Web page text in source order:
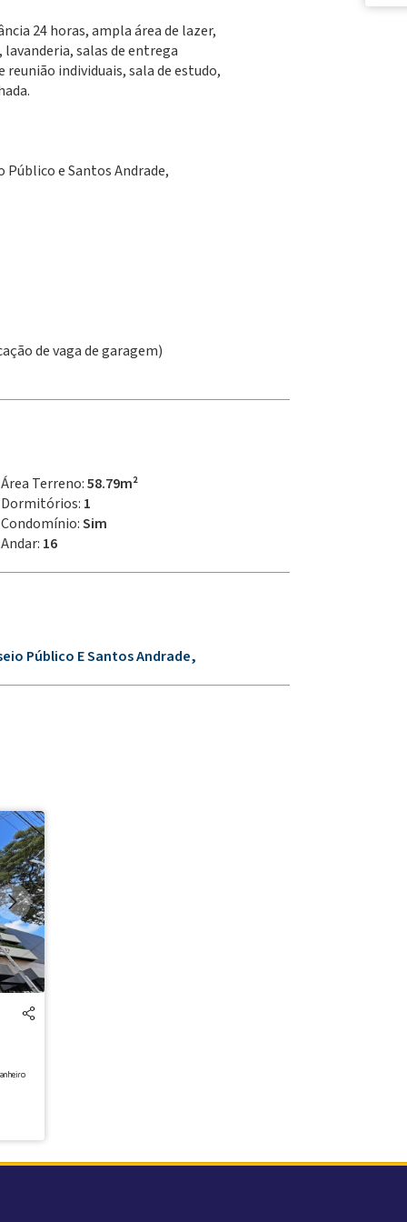
24 horas, ampla área de lazer,
salas de entrega
individuais, sala de estudo,
Público e Santos Andrade,
de vaga de garagem)
Área Terreno:58.79m²
Dormitórios: 1
Condomínio:Sim
Andar: 16
Público E Santos Andrade,